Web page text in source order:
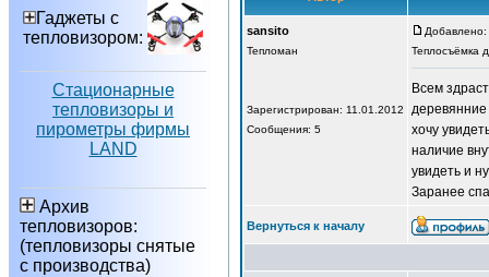
Гаджеты с
тепловизором:
Стационарные
тепловизоры и
пирометры фирмы
LAND
Архив
тепловизоров:
(тепловизоры снятые
с производства)
sansito
Тепломан
Зарегистрирован: 11.01.2012
Сообщения: 5
Теплосъёмка
Всем
деревянние
хочу
наличие
увидеть и
Заранее
Вернуться к началу